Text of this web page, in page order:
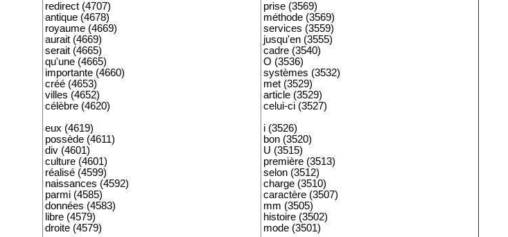
redirect (4707)
antique (4678)
royaume (4669)
aurait (4669)
serait (4665)
qu'une (4665)
importante (4660)
créé (4653)
villes (4652)
célèbre (4620)
eux (4619)
possède (4611)
div (4601)
culture (4601)
réalisé (4599)
naissances (4592)
parmi (4585)
données (4583)
libre (4579)
droite (4579)
prise (3569)
méthode (3569)
services (3559)
jusqu'en (3555)
cadre (3540)
O (3536)
systèmes (3532)
met (3529)
article (3529)
celui-ci (3527)
i (3526)
bon (3520)
U (3515)
première (3513)
selon (3512)
charge (3510)
caractère (3507)
mm (3505)
histoire (3502)
mode (3501)